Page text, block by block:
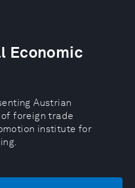
Economic
Austrian
foreign trade
institute for